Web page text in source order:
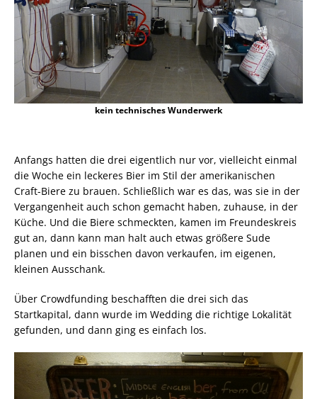
kein technisches Wunderwerk
Anfangs hatten die drei eigentlich nur vor, vielleicht einmal
die Woche ein leckeres Bier im Stil der amerikanischen
Craft-Biere zu brauen. Schließlich war es das, was sie in der
Vergangenheit auch schon gemacht haben, zuhause, in der
Küche. Und die Biere schmeckten, kamen im Freundeskreis
gut an, dann kann man halt auch etwas größere Sude
planen und ein bisschen davon verkaufen, im eigenen,
kleinen Ausschank.
Über Crowdfunding beschafften die drei sich das
Startkapital, dann wurde im Wedding die richtige Lokalität
gefunden, und dann ging es einfach los.